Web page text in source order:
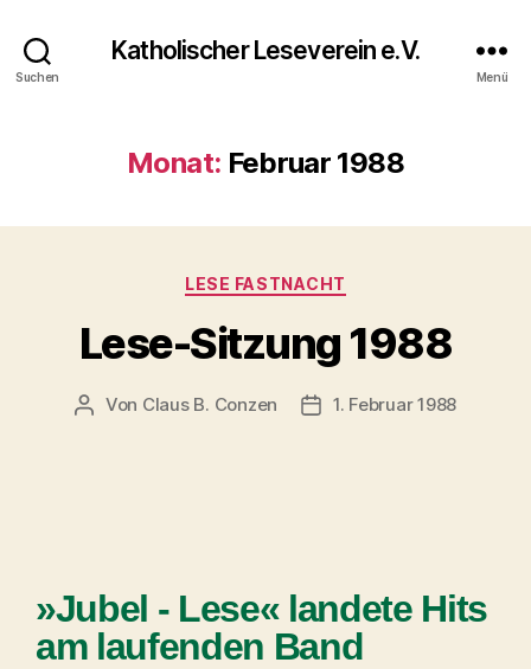
Suchen
Katholischer Leseverein e.V.
Menü
Monat: Februar 1988
LESE FASTNACHT
Lese-Sitzung 1988
Von Claus B. Conzen 1. Februar 1988
»Jubel - Lese« landete Hits
am laufenden Band